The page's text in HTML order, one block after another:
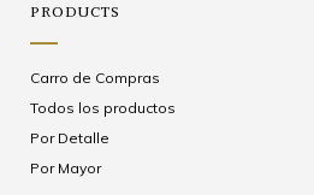
PRODUCTS
Carro de Compras
Todos los productos
Por Detalle
Por Mayor